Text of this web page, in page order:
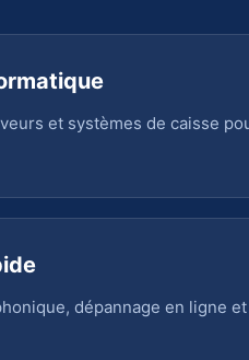
et systèmes de caisse
dépannage en ligne